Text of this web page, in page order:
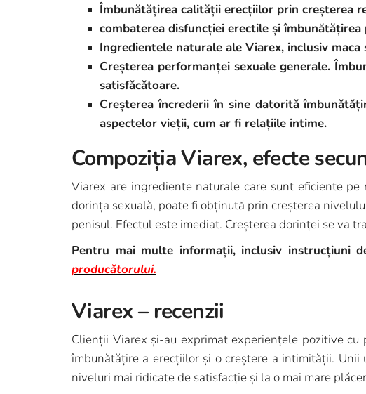
Îmbunătățirea calității erecțiilor prin creșterea
combaterea disfuncției erectile și
Ingredientele naturale ale Viarex, inclusiv
Creșterea performanței sexuale generale.
satisfăcătoare.
Creșterea încrederii în sine datorită
aspectelor vieții, cum ar fi relațiile intime.
Compoziția Viarex, efecte
Viarex are ingrediente naturale care sunt eficiente
dorința sexuală, poate fi obținută prin creșterea
penisul. Efectul este imediat. Creșterea dorinței se va
Pentru mai multe informații, inclusiv instrucțiuni
producătorului.
Viarex – recenzii
Clienții Viarex și-au exprimat experiențele pozitive
îmbunătățire a erecțiilor și o creștere a intimității.
niveluri mai ridicate de satisfacție și la o mai mare